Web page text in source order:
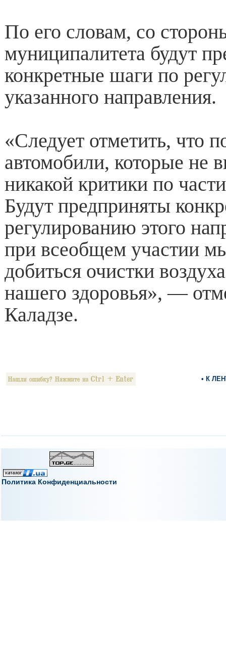
По его словам, со
муниципалитета будут
конкретные шаги по
указанного направления.
«Следует отметить, что
автомобили, которые не
никакой критики по
Будут предприняты
регулированию этого
при всеобщем участии
добиться очистки
нашего здоровья», —
Каладзе.
• К
Политика Конфиденциальности